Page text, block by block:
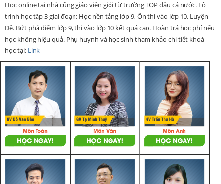
Học online tại nhà cũng giáo viên giỏi từ trường TOP đầu cả nước. Lộ
trình học tập 3 giai đoạn: Học nền tảng lớp 9, Ôn thi vào lớp 10, Luyện
Đề. Bứt phá điểm lớp 9, thi vào lớp 10 kết quả cao. Hoàn trả học phí nếu
học không hiệu quả. Phụ huynh và học sinh tham khảo chi tiết khoá
học tại: Link